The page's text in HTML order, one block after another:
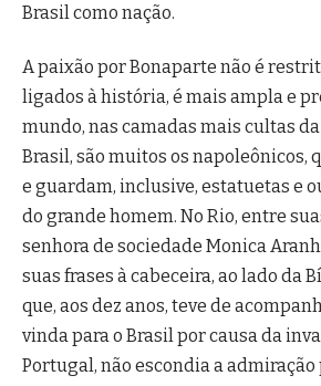
Brasil como nação.
A paixão por Bonaparte não é
ligados à história, é mais ampla e
mundo, nas camadas mais cultas
Brasil, são muitos os napoleônicos,
e guardam, inclusive, estatuetas e
do grande homem. No Rio, entre
senhora de sociedade Monica
suas frases à cabeceira, ao lado da
que, aos dez anos, teve de
vinda para o Brasil por causa da
Portugal, não escondia a admiração